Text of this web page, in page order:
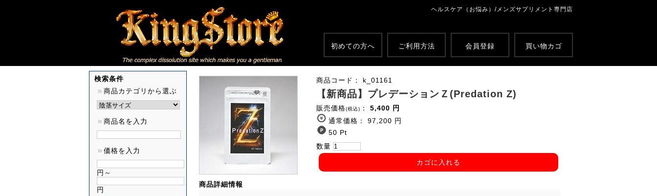
ヘルスケア（お悩み）/メンズサプリメント専門店
初めての方へ ご利用方法 会員登録 買い物カゴ
検索条件
商品カテゴリから選ぶ
商品名を入力
価格を入力
円～
円
商品コード： k_01161
【新商品】プレデーションＺ(Predation Z)
販売価格(税込) ： 5,400 円
通常価格： 97,200 円
50 Pt
数量
カゴに入れる
商品詳細情報